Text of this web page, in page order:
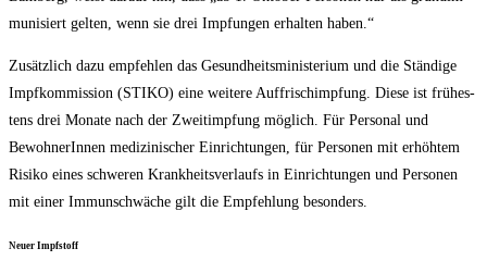
mu­ni­siert gel­ten, wenn sie drei Imp­fun­gen erhal­ten haben.“
Zusätz­lich dazu emp­feh­len das Gesund­heits­mi­nis­te­ri­um und die Stän­di­ge
Impf­kom­mis­si­on (STIKO) eine wei­te­re Auf­frisch­imp­fung. Die­se ist frü­hes­
tens drei Mona­te nach der Zweit­imp­fung mög­lich. Für Per­so­nal und
Bewoh­ne­rIn­nen medi­zi­ni­scher Ein­rich­tun­gen, für Per­so­nen mit erhöh­tem
Risi­ko eines schwe­ren Krank­heits­ver­laufs in Ein­rich­tun­gen und Per­so­nen
mit einer Immun­schwä­che gilt die Emp­feh­lung besonders.
Neu­er Impfstoff